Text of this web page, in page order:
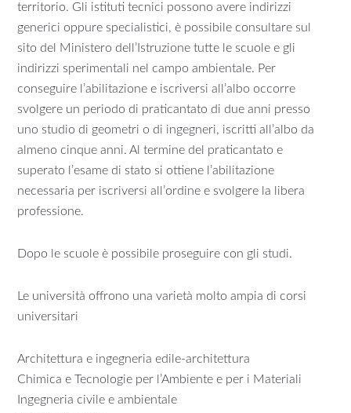
territorio. Gli istituti tecnici possono avere indirizzi
generici oppure specialistici, è possibile consultare sul
sito del Ministero dell’Istruzione tutte le scuole e gli
indirizzi sperimentali nel campo ambientale. Per
conseguire l’abilitazione e iscriversi all’albo occorre
svolgere un periodo di praticantato di due anni presso
uno studio di geometri o di ingegneri, iscritti all’albo da
almeno cinque anni. Al termine del praticantato e
superato l’esame di stato si ottiene l’abilitazione
necessaria per iscriversi all’ordine e svolgere la libera
professione.
Dopo le scuole è possibile proseguire con gli studi.
Le università offrono una varietà molto ampia di corsi
universitari
Architettura e ingegneria edile-architettura
Chimica e Tecnologie per l’Ambiente e per i Materiali
Ingegneria civile e ambientale